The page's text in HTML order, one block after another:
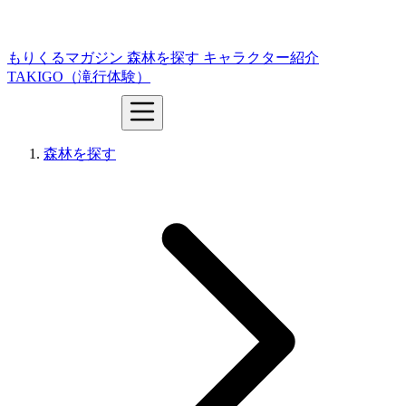
もりくるマガジン 森林を探す キャラクター紹介
TAKIGO（滝行体験）
森林を探す